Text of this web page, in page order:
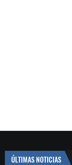
ÚLTIMAS NOTICIAS